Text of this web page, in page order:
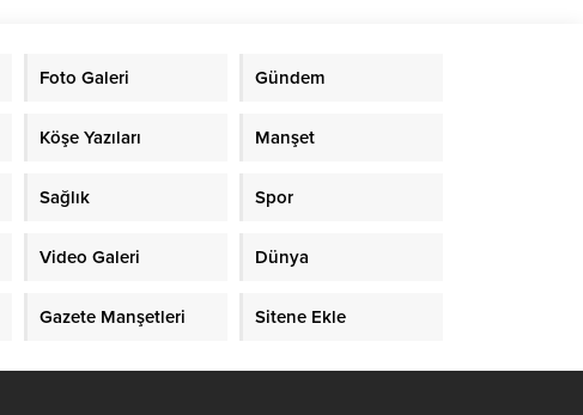
Foto Galeri Gündem
Köşe Yazıları Manşet
Sağlık Spor
Video Galeri Dünya
Gazete Manşetleri Sitene Ekle